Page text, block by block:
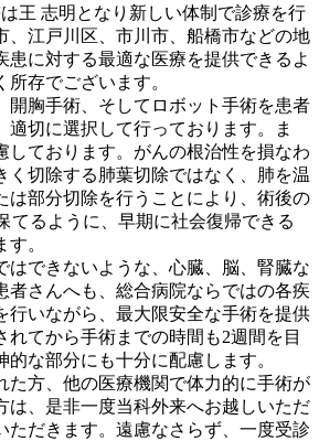
王 志明となり新しい体制で診療を行
、江戸川区、市川市、船橋市などの地
患に対する最適な医療を提供できるよ
所存でございます。
開胸手術、そしてロボット手術を患者
適切に選択して行っております。ま
しております。がんの根治性を損なわ
く切除する肺葉切除ではなく、肺を温
は部分切除を行うことにより、術後の
てるように、早期に社会復帰できる
。
はできないような、心臓、脳、腎臓な
者さんへも、総合病院ならではの各疾
行いながら、最大限安全な手術を提供
れてから手術までの時間も2週間を目
な部分にも十分に配慮します。
た方、他の医療機関で体力的に手術が
は、是非一度当科外来へお越しいただ
ただきます。遠慮なさらず、一度受診